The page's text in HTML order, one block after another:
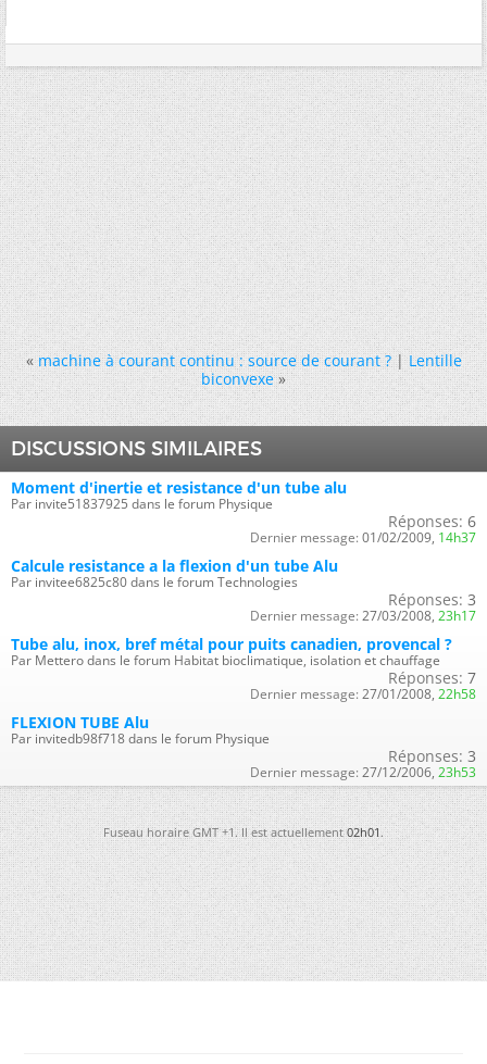
« machine à courant continu : source de courant ?|Lentille
biconvexe »
DISCUSSIONS SIMILAIRES
Moment d'inertie et resistance d'un tube alu
Par invite51837925 dans le forum Physique
Réponses: 6
Dernier message: 01/02/2009, 14h37
Calcule resistance a la flexion d'un tube Alu
Par invitee6825c80 dans le forum Technologies
Réponses: 3
Dernier message: 27/03/2008, 23h17
Tube alu, inox, bref métal pour puits canadien, provencal ?
Par Mettero dans le forum Habitat bioclimatique, isolation et chauffage
Réponses: 7
Dernier message: 27/01/2008, 22h58
FLEXION TUBE Alu
Par invitedb98f718 dans le forum Physique
Réponses: 3
Dernier message: 27/12/2006, 23h53
Fuseau horaire GMT +1. Il est actuellement02h01.